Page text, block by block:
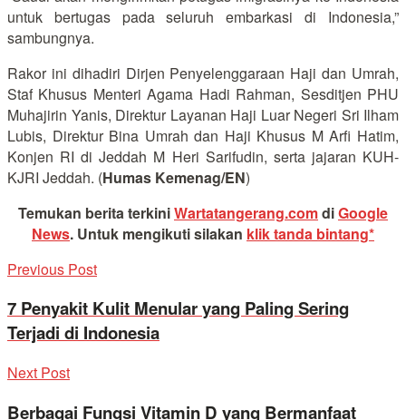
untuk bertugas pada seluruh embarkasi di Indonesia,”
sambungnya.
Rakor ini dihadiri Dirjen Penyelenggaraan Haji dan Umrah,
Staf Khusus Menteri Agama Hadi Rahman, Sesditjen PHU
Muhajirin Yanis, Direktur Layanan Haji Luar Negeri Sri Ilham
Lubis, Direktur Bina Umrah dan Haji Khusus M Arfi Hatim,
Konjen RI di Jeddah M Heri Sarifudin, serta jajaran KUH-
KJRI Jeddah. (Humas Kemenag/EN)
Temukan berita terkiniWartatangerang.comdiGoogle
News. Untuk mengikuti silakan klik tanda bintang*
Previous Post
7 Penyakit Kulit Menular yang Paling Sering
Terjadi di Indonesia
Next Post
Berbagai Fungsi Vitamin D yang Bermanfaat